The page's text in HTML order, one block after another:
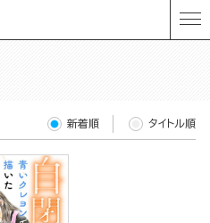
新着順 タイトル順